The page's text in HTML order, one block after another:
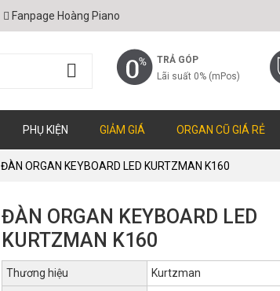
Fanpage Hoàng Piano
TRẢ GÓP
Lãi suất 0% (mPos)
PHỤ KIỆN GIẢM GIÁ ORGAN CŨ GIÁ RẺ
ĐÀN ORGAN KEYBOARD LED KURTZMAN K160
ĐÀN ORGAN KEYBOARD LED
KURTZMAN K160
Thương hiệu
Kurtzman